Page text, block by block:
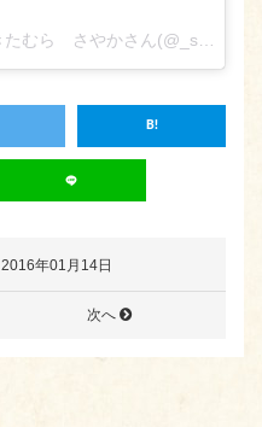
「佐渡の酒と肴 だっちゃ」きたむら さやかさん(@_sa_ya_ka_kitamura)が投稿した写真 –
2016年01月14日
次へ